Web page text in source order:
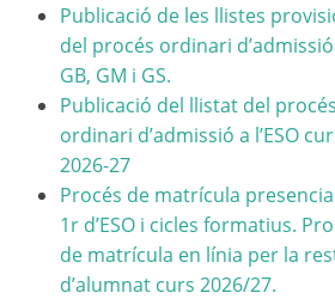
Publicació de les llistes
del procés ordinari
GB, GM i GS.
Publicació del llistat del procés
ordinari d’admissió a l’ESO
2026-27
Procés de matrícula
1r d’ESO i cicles formatius.
de matrícula en línia per la
d’alumnat curs 2026/27.